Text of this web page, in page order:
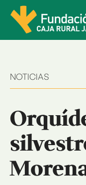
Saltar
contenido
NOTICIAS